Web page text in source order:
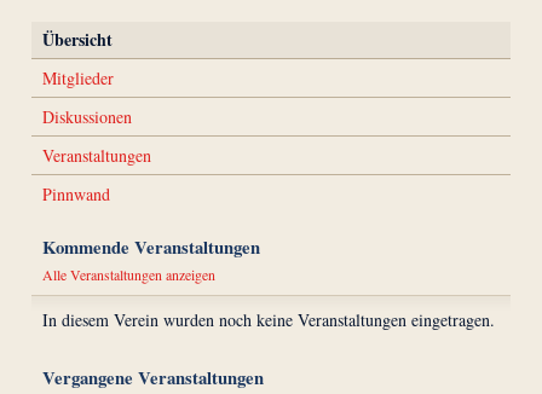
Übersicht
Mitglieder
Diskussionen
Veranstaltungen
Pinnwand
Kommende Veranstaltungen
Alle Veranstaltungen anzeigen
In diesem Verein wurden noch keine Veranstaltungen eingetragen.
Vergangene Veranstaltungen